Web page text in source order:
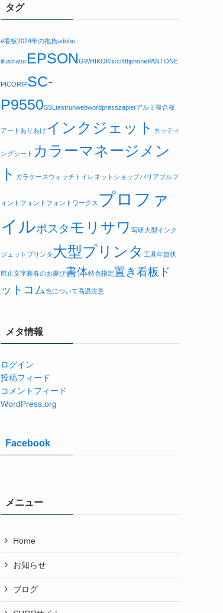
タグ
#看板2024年の抱負adobe
illustratorEPSONGWHIKOKIicciftttiphonePANTONE
PICORIPSC-
P9550SSL testrunwebwordpresszapierアルミ複合板
アートありあけ インクジェット カッティ
ングシート カラーマネージメン
ト
ガラケースウォッチ トイレネットショップバリアブルフ
ォント フォント フォントワークス プロファ
イルポスタモリサワ 写研大型インク
ジェットプリンタ 大型プリンタ 工具年賀状
廃止文字新春のお慶び書体特色指定置き看板ド
ットコム色について高温注意
メタ情報
ログイン
投稿フィード
コメントフィード
WordPress.org
Facebook
メニュー
Home
お知らせ
ブログ